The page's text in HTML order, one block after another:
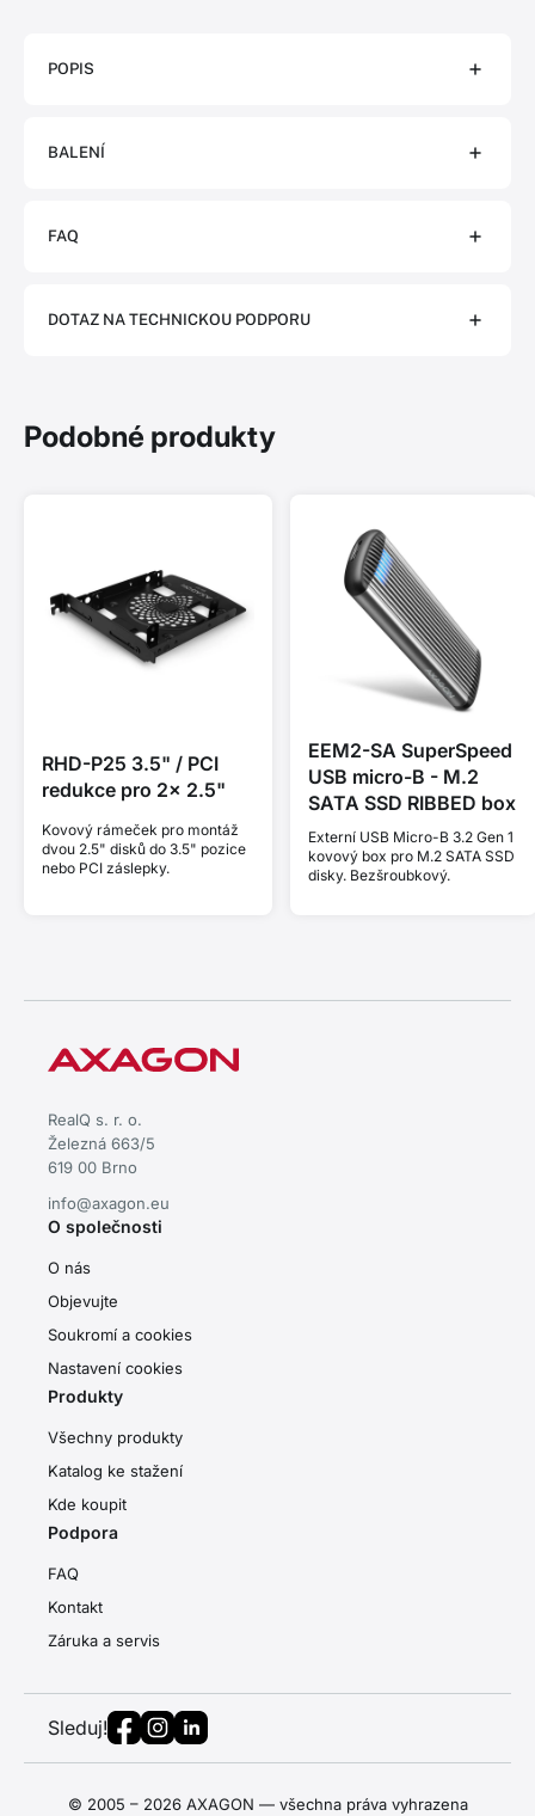
POPIS
BALENÍ
FAQ
DOTAZ NA TECHNICKOU PODPORU
Podobné produkty
RHD-P25 3.5" / PCI
redukce pro 2x 2.5"
Kovový rámeček pro montáž
dvou 2.5" disků do 3.5" pozice
nebo PCI záslepky.
EEM2-SA SuperSpeed
USB micro-B - M.2
SATA SSD RIBBED box
Externí USB Micro-B 3.2 Gen 1
kovový box pro M.2 SATA SSD
disky. Bezšroubkový.
RealQ s. r. o.
Železná 663/5
619 00 Brno
info@axagon.eu
O společnosti
O nás
Objevujte
Soukromí a cookies
Nastavení cookies
Produkty
Všechny produkty
Katalog ke stažení
Kde koupit
Podpora
FAQ
Kontakt
Záruka a servis
Sleduj!
© 2005 – 2026 AXAGON — všechna práva vyhrazena